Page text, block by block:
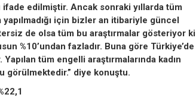
ifade edilmiştir. Ancak sonraki yıllarda tüm
için bizler an itibariyle güncel
de olsa tüm bu araştırmalar gösteriyor ki
%10’undan fazladır. Buna göre Türkiye’de
tüm engelli araştırmalarında kadın
görülmektedir.” diye konuştu.